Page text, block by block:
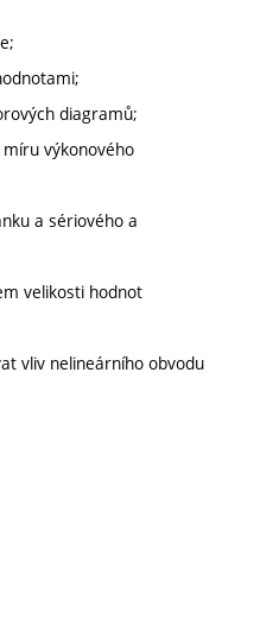
diagramů;
výkonového
a sériového a
velikosti hodnot
vliv nelineárního obvodu